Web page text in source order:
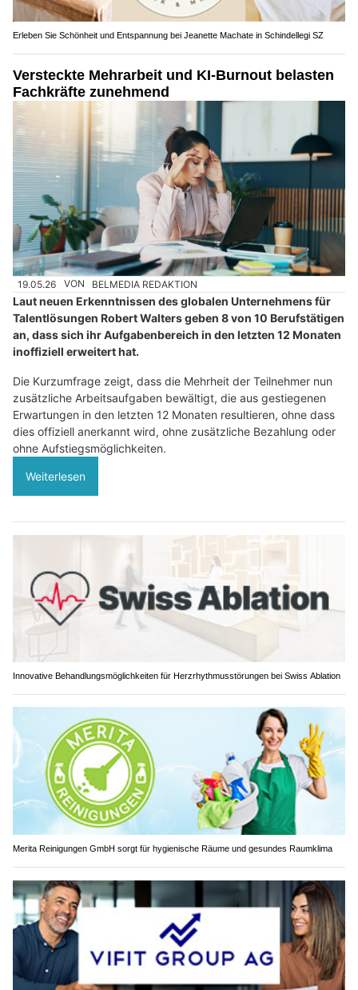
Erleben Sie Schönheit und Entspannung bei Jeanette Machate in Schindellegi SZ
Versteckte Mehrarbeit und KI-Burnout belasten
Fachkräfte zunehmend
19.05.26 VON BELMEDIA REDAKTION
Laut neuen Erkenntnissen des globalen Unternehmens für
Talentlösungen Robert Walters geben 8 von 10 Berufstätigen
an, dass sich ihr Aufgabenbereich in den letzten 12 Monaten
inoffiziell erweitert hat.
Die Kurzumfrage zeigt, dass die Mehrheit der Teilnehmer nun
zusätzliche Arbeitsaufgaben bewältigt, die aus gestiegenen
Erwartungen in den letzten 12 Monaten resultieren, ohne dass
dies offiziell anerkannt wird, ohne zusätzliche Bezahlung oder
ohne Aufstiegsmöglichkeiten.
Weiterlesen
Innovative Behandlungsmöglichkeiten für Herzrhythmusstörungen bei Swiss Ablation
Merita Reinigungen GmbH sorgt für hygienische Räume und gesundes Raumklima